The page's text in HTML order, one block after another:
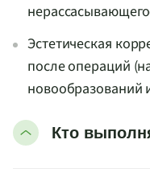
Эстетическая
после операций
новообразований
Кто